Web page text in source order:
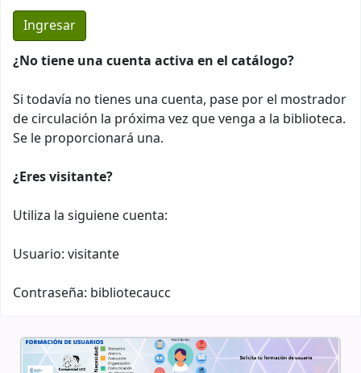
¿No tiene una cuenta activa en el catálogo?
Si todavía no tienes una cuenta, pase por el mostrador
de circulación la próxima vez que venga a la biblioteca.
Se le proporcionará una.
¿Eres visitante?
Utiliza la siguiene cuenta:
Usuario: visitante
Contraseña: bibliotecaucc